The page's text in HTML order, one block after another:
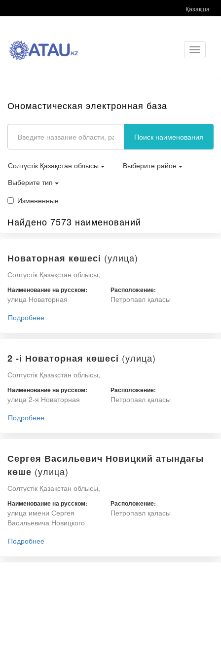
Қазақша
Toggle
Ономастическая электронная база
Поиск наименования
Солтүстік Қазақстан облысы
Выберите район
Выберите тип
Измененные
Найдено 7573 наименований
Новаторная көшесі (улица)
Солтүстік Қазақстан облысы,
Наименование на русском:
улица Новаторная
Расположение:
Петропавл қаласы
Подробнее
2 -і Новаторная көшесі (улица)
Солтүстік Қазақстан облысы,
Наименование на русском:
улица 2-я Новаторная
Расположение:
Петропавл қаласы
Подробнее
Сергея Васильевич Новицкий атындағы
көше (улица)
Солтүстік Қазақстан облысы,
Наименование на русском:
улица имени Сергея
Васильевича Новицкого
Расположение:
Петропавл қаласы
Подробнее